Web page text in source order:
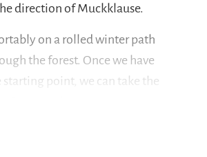
direction of Muckklause.
on a rolled winter path
the forest. Once we have
point, we can take the